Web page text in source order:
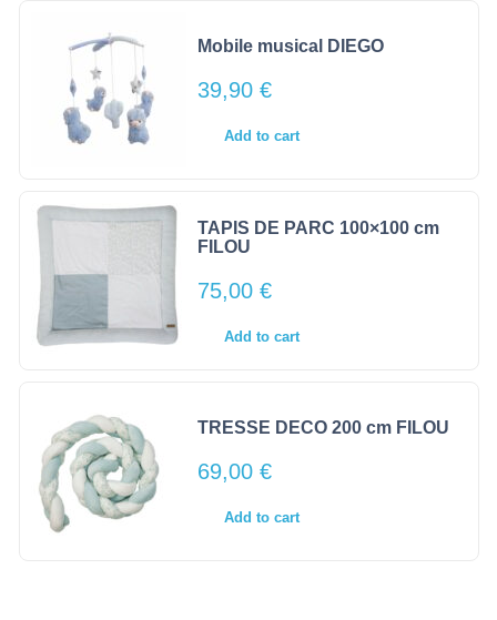
Mobile musical DIEGO
39,90 €
Add to cart
TAPIS DE PARC 100×100 cm
FILOU
75,00 €
Add to cart
TRESSE DECO 200 cm FILOU
69,00 €
Add to cart